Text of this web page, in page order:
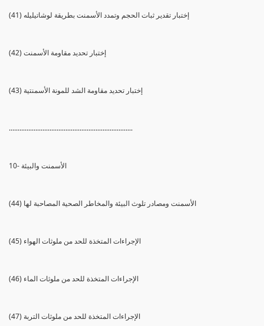
(41) إختبار تقدير ثبات الحجم وتمدد الأسمنت بطريقة لوشاتيليله
(42) إختبار تحديد مقاومة الأسمنت
(43) إختبار تحديد مقاومة الشد للمونة الأسمنتية
......................................................................
10- الأسمنت والبيئة
(44) الأسمنت ومصادر تلوث البيئة والمخاطر الصحية المصاحبة لها
(45) الإجراءات المتخذة للحد من ملوثات الهواء
(46) الإجراءات المتخذة للحد من ملوثات الماء
(47) الإجراءات المتخذة للحد من ملوثات التربة